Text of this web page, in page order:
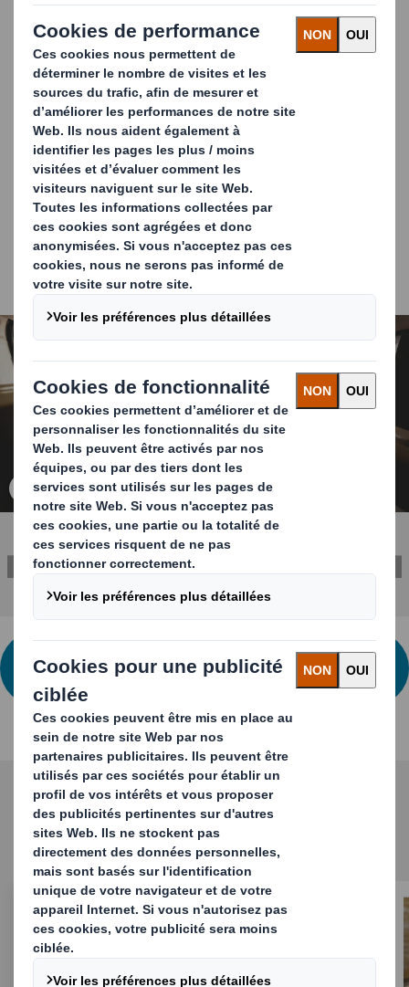
Notre technologie prend vie lorsqu'elle permet à vos
clients de plonger dans l'univers de votre marque. Par
exemple, grâce à la RA, il est possible de scanner une
image ou un code pour offrir une expérience de marque
complète directement sur le smartphone de votre
client, et proposer un canal attrayant pour présenter les
valeurs et la promesse de la marque. Voici quelques-uns
des domaines qui peuvent être renforcés grâce à cette
technologie :
Communications de marque
Engagement client
Instructions d'utilisation et manuels
Carousel. Use previous and next buttons to move
Cliquez pour agrandir l’image
CONTACTEZ-NOUS POUR PLUS
D'INFORMATIONS
Solutions associées